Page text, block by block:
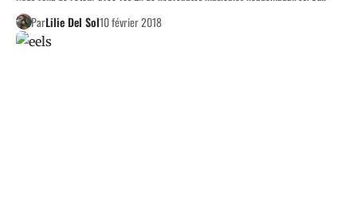
ParLilie Del Sol10 février 2018